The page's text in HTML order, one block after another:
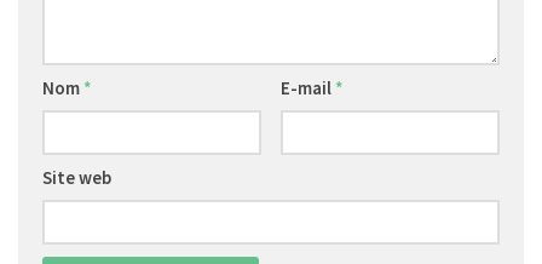
Nom * E-mail *
Site web